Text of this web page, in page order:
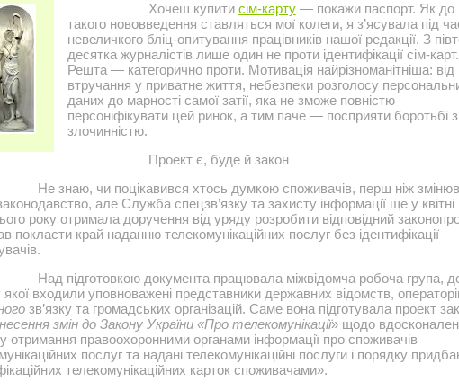
Хочеш купити сім-карту— покажи паспорт. Як до
такого нововведення ставляться мої колеги, я з’ясувала під
невеличкого бліц-опитування працівників нашої редакції. З
десятка журналістів лише один не проти ідентифікації сім-карт.
Решта — категорично проти. Мотивація найрізноманітніша: від
втручання у приватне життя, небезпеки розголосу
даних до марності самої затії, яка не зможе повністю
персоніфікувати цей ринок, а тим паче — посприяти боротьбі
злочинністю.
Проект є, буде й закон
Не знаю, чи поцікавився хтось думкою споживачів, перш ніж
але Служба спецзв’язку та захисту інформації ще у квітні
року отримала доручення від уряду розробити відповідний
покласти край наданню телекомунікаційних послуг без ідентифікації
Над підготовкою документа працювала міжвідомча робоча група,
входили уповноважені представники державних відомств,
зв’язку та громадських організацій. Саме вона підготувала проект
змін до Закону України «Про телекомунікації» щодо
отримання правоохоронними органами інформації про споживачів
послуг та надані телекомунікаційні послуги і порядку
телекомунікаційних карток споживачами».